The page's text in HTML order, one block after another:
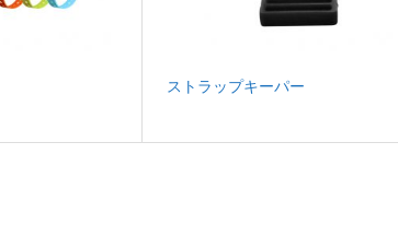
ストラップキーパー